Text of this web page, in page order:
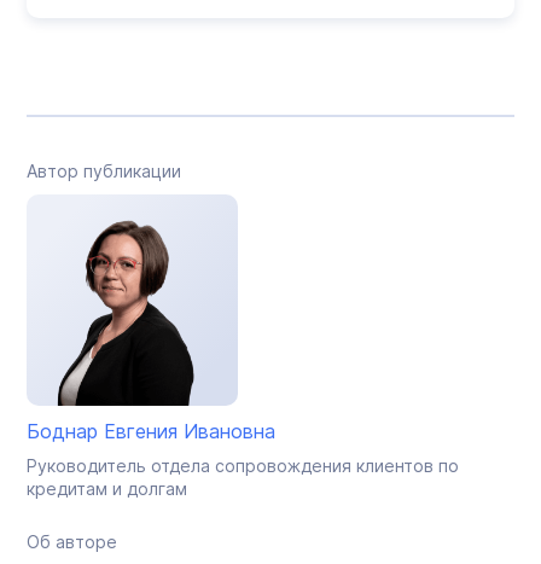
Автор публикации
Боднар Евгения Ивановна
Руководитель отдела сопровождения клиентов по
кредитам и долгам
Об авторе